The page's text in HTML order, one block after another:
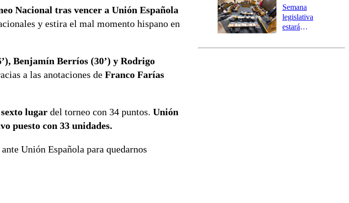
Nacional tras vencer a Unión Española
y estira el mal momento hispano en
Benjamín Berríos (30’) y Rodrigo
a las anotaciones de Franco Farías
lugar del torneo con 34 puntos. Unión
puesto con 33 unidades.
Unión Española para quedarnos
Preventiva en
tres comunas
Semana
legislativa
estará
el fin de la